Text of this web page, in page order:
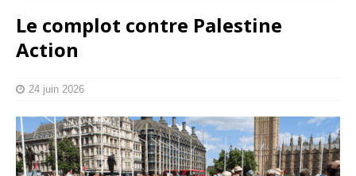
Le complot contre Palestine
Action
24 juin 2026